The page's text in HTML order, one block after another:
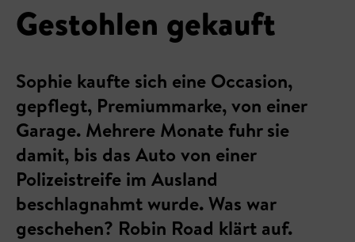
Gestohlen gekauft
Sophie kaufte sich eine Occasion,
gepflegt, Premiummarke, von einer
Garage. Mehrere Monate fuhr sie
damit, bis das Auto von einer
Polizeistreife im Ausland
beschlagnahmt wurde. Was war
geschehen? Robin Road klärt auf.